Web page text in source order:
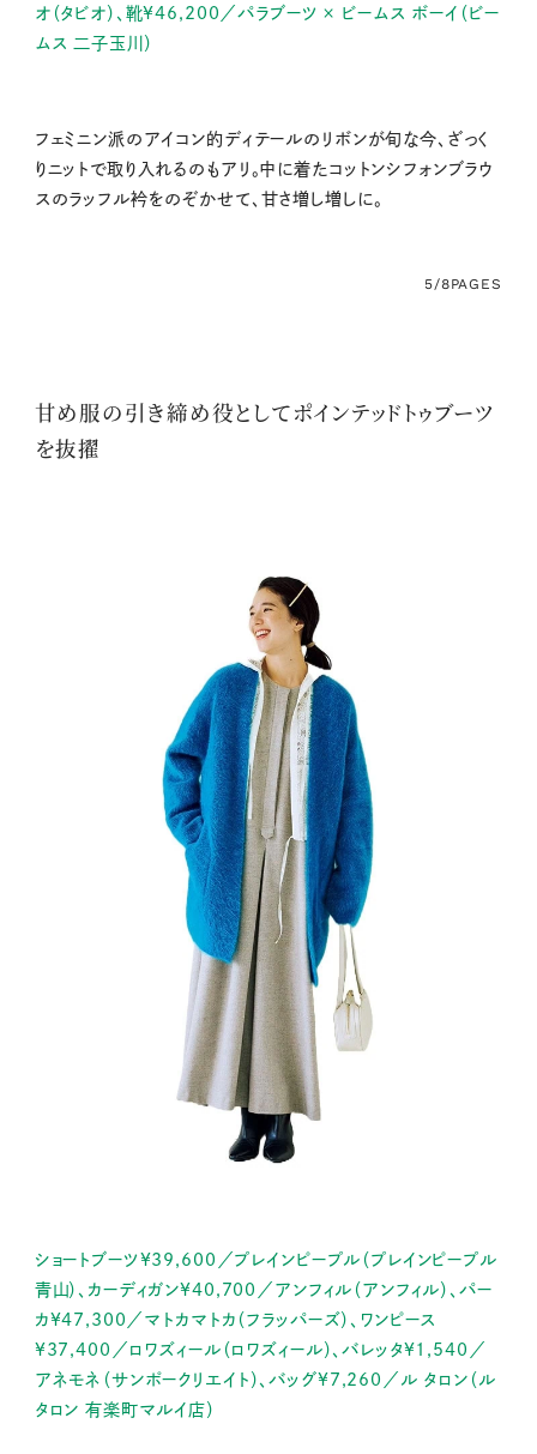
オ（タビオ）、靴¥46,200／パラブーツ × ビームス ボーイ（ビー
ムス 二子玉川）
フェミニン派のアイコン的ディテールのリボンが旬な今、ざっく
りニットで取り入れるのもアリ。中に着たコットンシフォンブラウ
スのラッフル衿をのぞかせて、甘さ増し増しに。
5/8PAGES
甘め服の引き締め役としてポインテッドトゥブーツ
を抜擢
ショートブーツ¥39,600／プレインピープル（プレインピープル
青山）、カーディガン¥40,700／アンフィル（アンフィル）、パー
カ¥47,300／マトカマトカ（フラッパーズ）、ワンピース
¥37,400／ロワズィール（ロワズィール）、バレッタ¥1,540／
アネモネ（サンポークリエイト）、バッグ¥7,260／ル タロン（ル
タロン 有楽町マルイ店）